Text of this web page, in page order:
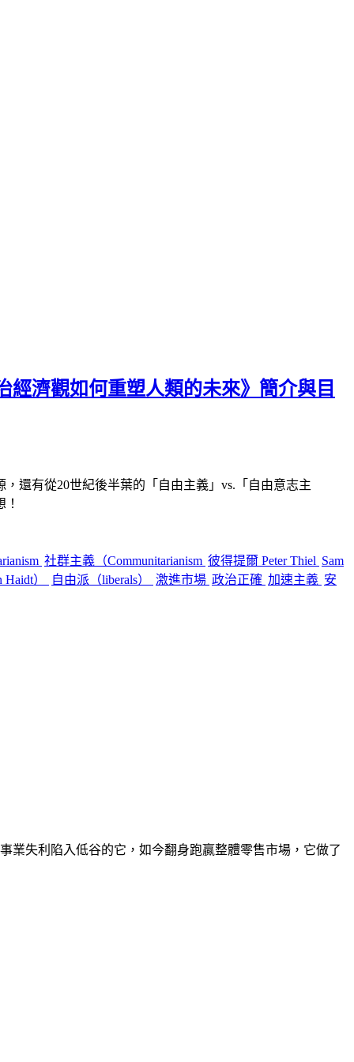
濟觀如何重塑人類的未來》簡介與目
，還有從20世紀後半葉的「自由主義」 vs. 「自由意志主
社群主義（Communitarianism 彼得提爾 Peter Thiel Sam
Haidt）
自由派（liberals） 激進市場 政治正確 加速主義 安
業失利陷入低谷的它，如今翻身跑贏整體零售市場，它做了